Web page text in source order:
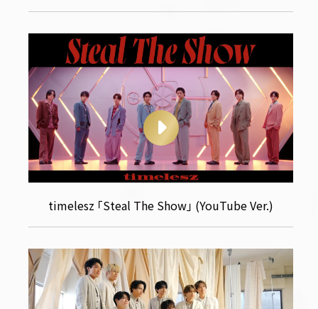
timelesz ｢Steal The Show｣ (YouTube Ver.)